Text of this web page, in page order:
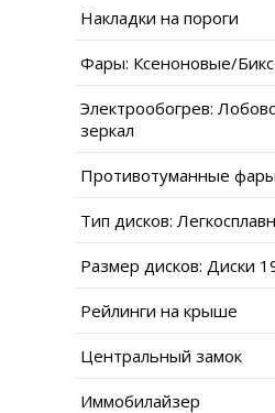
Накладки на пороги
Фары: Ксеноновые/
Электрообогрев:
зеркал
Противотуманные фары
Тип дисков:
Размер дисков: Диски
Рейлинги на крыше
Центральный замок
Иммобилайзер